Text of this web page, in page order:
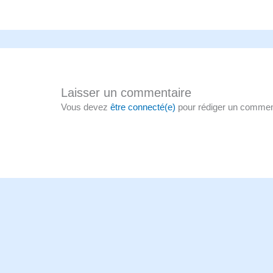
Laisser un commentaire
Vous devezêtre connecté(e) pour rédiger un